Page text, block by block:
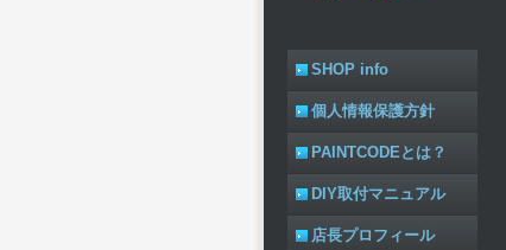
SHOP info
個人情報保護方針
PAINTCODEとは？
DIY取付マニュアル
店長プロフィール